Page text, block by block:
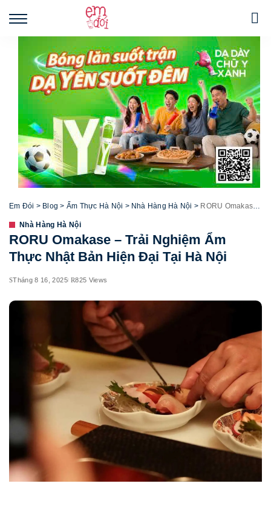
Em Đói > Blog > Ẩm Thực Hà Nội > Nhà Hàng Hà Nội > RORU Omakase – Trải Nghiệm Ẩm Thực Nhật Bản Hiện Đại Tại Hà Nội
Nhà Hàng Hà Nội
RORU Omakase – Trải Nghiệm Ẩm
Thực Nhật Bản Hiện Đại Tại Hà Nội
Tháng 8 16, 2025 825 Views